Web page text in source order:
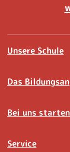
Unsere Schule
Das
Bei uns starten
Service